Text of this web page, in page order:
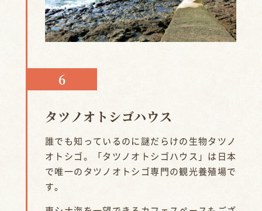
タツノオトシゴハウス
誰でも知っているのに謎だらけの生物タツノ
オトシゴ。「タツノオトシゴハウス」は日本
で唯一のタツノオトシゴ専門の観光養殖場で
す。